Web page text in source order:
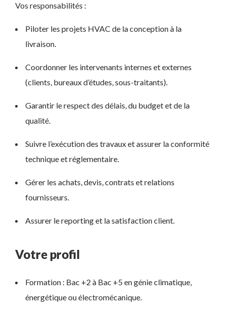
Vos responsabilités :
Piloter les projets HVAC de la conception à la
livraison.
Coordonner les intervenants internes et externes
(clients, bureaux d’études, sous-traitants).
Garantir le respect des délais, du budget et de la
qualité.
Suivre l’exécution des travaux et assurer la conformité
technique et réglementaire.
Gérer les achats, devis, contrats et relations
fournisseurs.
Assurer le reporting et la satisfaction client.
Votre profil
Formation : Bac +2 à Bac +5 en génie climatique,
énergétique ou électromécanique.